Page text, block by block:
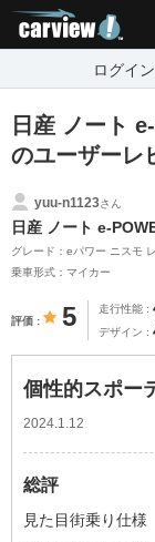
ログイン
日産 ノート
のユーザーレ
yuu-n1123さん
日産 ノート e-
グレード：eパワー ニスモ
乗車形式：マイカー
評価 5 走行性能
デザイン
個性的スポー
2024.1.12
総評
見た目街乗り仕様